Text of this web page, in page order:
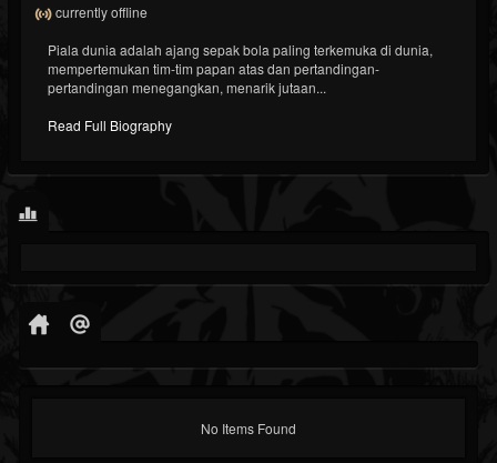
currently offline
Piala dunia adalah ajang sepak bola paling terkemuka di dunia,
mempertemukan tim-tim papan atas dan pertandingan-
pertandingan menegangkan, menarik jutaan...
Read Full Biography
No Items Found